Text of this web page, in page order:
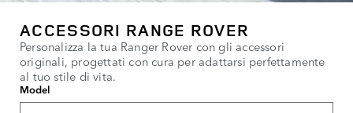
ACCESSORI RANGE ROVER
Personalizza la tua Ranger Rover con gli accessori
originali, progettati con cura per adattarsi perfettamente
al tuo stile di vita.
Model